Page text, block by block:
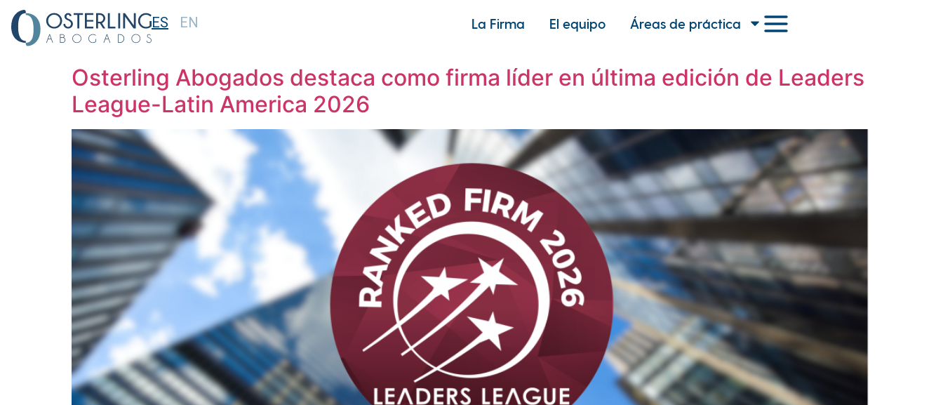
ES EN La Firma El equipo Áreas de práctica
Etiqueta:
Osterling Abogados destaca como firma líder en última edición de Leaders
League-Latin America 2026